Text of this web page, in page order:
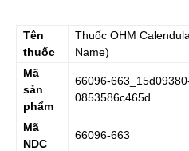
Tên
thuốc
Thuốc OHM
Name)
Mã
sản
phẩm
66096-
0853586c465d
Mã
NDC
66096-663